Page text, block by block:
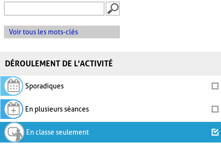
Voir tous les mots-clés
DÉROULEMENT DE L'ACTIVITÉ
Sporadiques
En plusieurs séances
En classe seulement